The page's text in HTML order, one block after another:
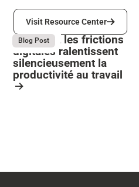
Visit Resource Center
Visit Resource Center
August 4, 2026
Blog Post
Comment les frictions
digitales ralentissent
silencieusement la
productivité au travail